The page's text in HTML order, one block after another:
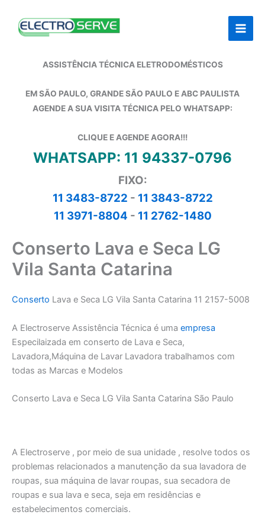
ASSISTÊNCIA TÉCNICA ELETRODOMÉSTICOS
EM SÃO PAULO, GRANDE SÃO PAULO E ABC PAULISTA
AGENDE A SUA VISITA TÉCNICA PELO WHATSAPP:
CLIQUE E AGENDE AGORA!!!
WHATSAPP: 11 94337-0796
FIXO:
11 3483-8722 - 11 3843-8722
11 3971-8804 - 11 2762-1480
Conserto Lava e Seca LG
Vila Santa Catarina
Conserto Lava e Seca LG Vila Santa Catarina 11 2157-5008
A Electroserve Assistência Técnica é uma empresa
Especilaizada em conserto de Lava e Seca,
Lavadora,Máquina de Lavar Lavadora trabalhamos com
todas as Marcas e Modelos
Conserto Lava e Seca LG Vila Santa Catarina São Paulo
A Electroserve , por meio de sua unidade , resolve todos os
problemas relacionados a manutenção da sua lavadora de
roupas, sua máquina de lavar roupas, sua secadora de
roupas e sua lava e seca, seja em residências e
estabelecimentos comerciais.